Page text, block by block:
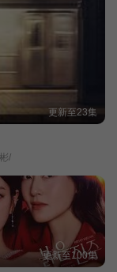
更新至23集
/
更新至100集